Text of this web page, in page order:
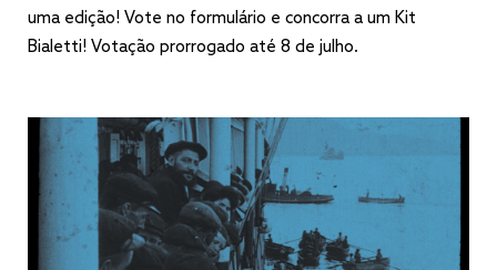
uma edição! Vote no formulário e concorra a um Kit
Bialetti! Votação prorrogado até 8 de julho.